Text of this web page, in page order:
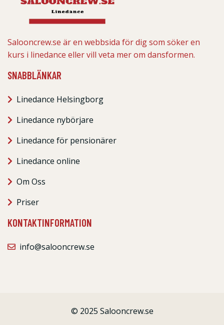
Salooncrew.se är en webbsida för dig som söker en
kurs i linedance eller vill veta mer om dansformen.
SNABBLÄNKAR
Linedance Helsingborg
Linedance nybörjare
Linedance för pensionärer
Linedance online
Om Oss
Priser
KONTAKTINFORMATION
info@salooncrew.se
© 2025 Salooncrew.se